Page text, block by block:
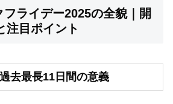
ライデー2025の全貌｜開
注目ポイント
去最長11日間の意義